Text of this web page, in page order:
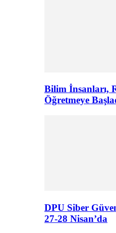
Bilim İnsanları,
Öğretmeye
DPU Siber
27-28 Nisan’da